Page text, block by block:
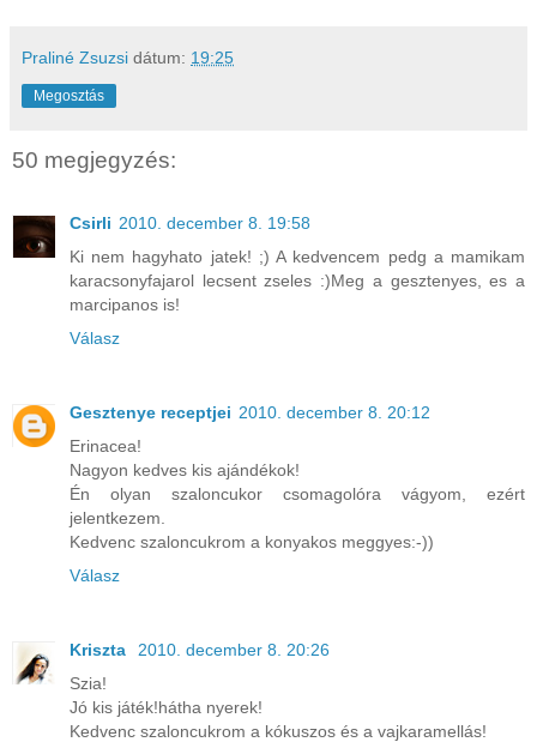
Praliné Zsuzsi dátum: 19:25
Megosztás
50 megjegyzés:
Csirli 2010. december 8. 19:58
Ki nem hagyhato jatek! ;) A kedvencem pedg a mamikam
karacsonyfajarol lecsent zseles :)Meg a gesztenyes, es a
marcipanos is!
Válasz
Gesztenye receptjei 2010. december 8. 20:12
Erinacea!
Nagyon kedves kis ajándékok!
Én olyan szaloncukor csomagolóra vágyom, ezért
jelentkezem.
Kedvenc szaloncukrom a konyakos meggyes:-))
Válasz
Kriszta
2010. december 8. 20:26
Szia!
Jó kis játék!hátha nyerek!
Kedvenc szaloncukrom a kókuszos és a vajkaramellás!